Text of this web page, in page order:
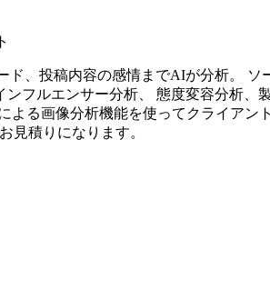
ド、投稿内容の感情までAIが分析。 ソ
フルエンサー分析、 態度変容分析、
る画像分析機能を使ってクライアン
見積りになります。